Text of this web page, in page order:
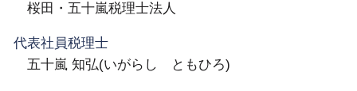
桜田・五十嵐税理士法人
代表社員税理士
五十嵐 知弘(いがらし ともひろ)